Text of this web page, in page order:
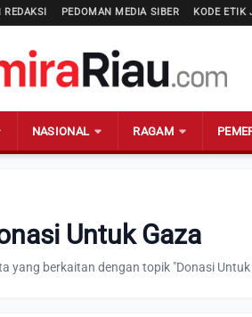
REDAKSI PEDOMAN MEDIA SIBER KODE ETIK
NASIONAL RAGAM
Untuk Gaza
yang berkaitan dengan topik "Donasi Untuk